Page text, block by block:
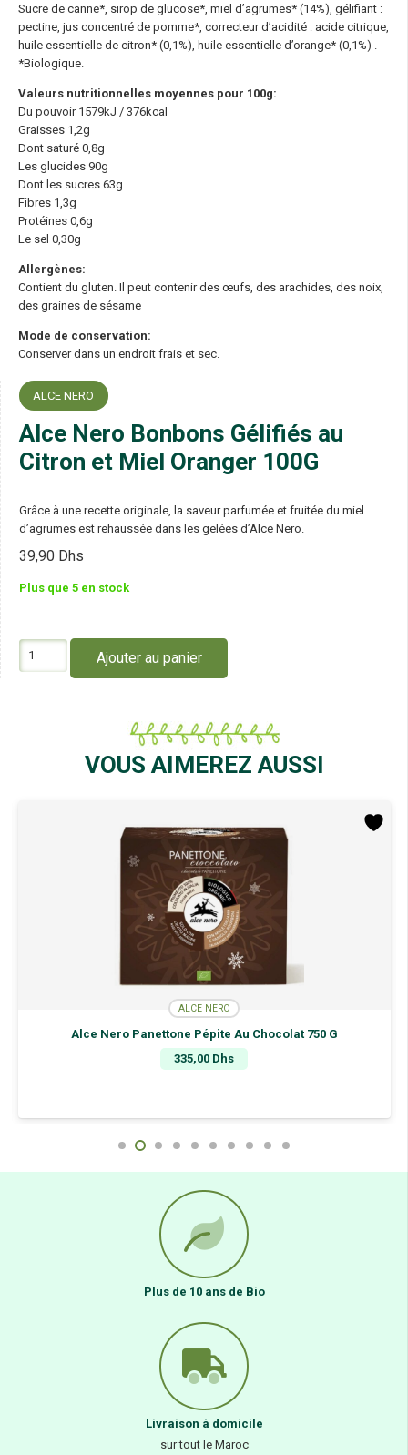
Sucre de canne*, sirop de glucose*, miel d’agrumes* (14%), gélifiant :
pectine, jus concentré de pomme*, correcteur d’acidité : acide citrique,
huile essentielle de citron* (0,1%), huile essentielle d’orange* (0,1%) .
*Biologique.
Valeurs nutritionnelles moyennes pour 100g:
Du pouvoir 1579kJ / 376kcal
Graisses 1,2g
Dont saturé 0,8g
Les glucides 90g
Dont les sucres 63g
Fibres 1,3g
Protéines 0,6g
Le sel 0,30g
Allergènes:
Contient du gluten. Il peut contenir des œufs, des arachides, des noix,
des graines de sésame
Mode de conservation:
Conserver dans un endroit frais et sec.
ALCE NERO
Alce Nero Bonbons Gélifiés au
Citron et Miel Oranger 100G
Grâce à une recette originale, la saveur parfumée et fruitée du miel
d’agrumes est rehaussée dans les gelées d’Alce Nero.
39,90 Dhs
Plus que 5 en stock
quantité
Ajouter au panier
VOUS AIMEREZ AUSSI
ALCE NERO
Alce Nero Panettone Pépite Au Chocolat 750 G
335,00 Dhs
Plus de 10 ans de Bio
Livraison à domicile
sur tout le Maroc